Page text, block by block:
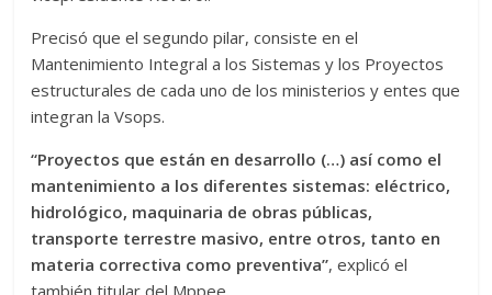
Precisó que el segundo pilar, consiste en el
Mantenimiento Integral a los Sistemas y los Proyectos
estructurales de cada uno de los ministerios y entes que
integran la Vsops.
“Proyectos que están en desarrollo (…) así como el
mantenimiento a los diferentes sistemas: eléctrico,
hidrológico, maquinaria de obras públicas,
transporte terrestre masivo, entre otros, tanto en
materia correctiva como preventiva”, explicó el